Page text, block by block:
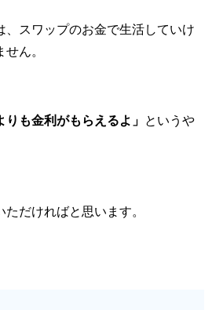
、スワップのお金で生活していけ
ん。
りも金利がもらえるよ」
というや
だければと思います。